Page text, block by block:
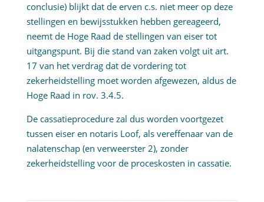
conclusie) blijkt dat de erven c.s. niet meer op deze
stellingen en bewijsstukken hebben gereageerd,
neemt de Hoge Raad de stellingen van eiser tot
uitgangspunt. Bij die stand van zaken volgt uit art.
17 van het verdrag dat de vordering tot
zekerheidstelling moet worden afgewezen, aldus de
Hoge Raad in rov. 3.4.5.
De cassatieprocedure zal dus worden voortgezet
tussen eiser en notaris Loof, als vereffenaar van de
nalatenschap (en verweerster 2), zonder
zekerheidstelling voor de proceskosten in cassatie.